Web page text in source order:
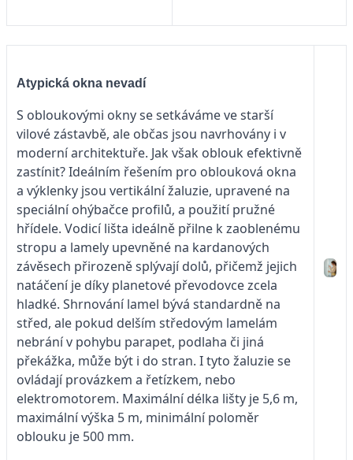
Atypická okna nevadí
S obloukovými okny se setkáváme ve starší
vilové zástavbě, ale občas jsou navrhovány i v
moderní architektuře. Jak však oblouk efektivně
zastínit? Ideálním řešením pro oblouková okna
a výklenky jsou vertikální žaluzie, upravené na
speciální ohýbačce profilů, a použití pružné
hřídele. Vodicí lišta ideálně přilne k zaoblenému
stropu a lamely upevněné na kardanových
závěsech přirozeně splývají dolů, přičemž jejich
natáčení je díky planetové převodovce zcela
hladké. Shrnování lamel bývá standardně na
střed, ale pokud delším středovým lamelám
nebrání v pohybu parapet, podlaha či jiná
překážka, může být i do stran. I tyto žaluzie se
ovládají provázkem a řetízkem, nebo
elektromotorem. Maximální délka lišty je 5,6 m,
maximální výška 5 m, minimální poloměr
oblouku je 500 mm.